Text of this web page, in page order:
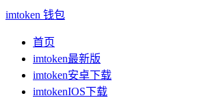
imtoken 钱包
首页
imtoken最新版
imtoken安卓下载
imtokenIOS下载